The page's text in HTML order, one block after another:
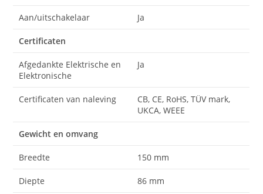
Aan/uitschakelaar Ja
Certificaten
Afgedankte Elektrische en
Elektronische
Ja
Certificaten van naleving
CB, CE, RoHS, TÜV mark,
UKCA, WEEE
Gewicht en omvang
Breedte 150 mm
Diepte 86 mm